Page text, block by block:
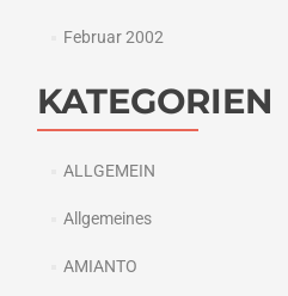
Februar 2002
KATEGORIEN
ALLGEMEIN
Allgemeines
AMIANTO